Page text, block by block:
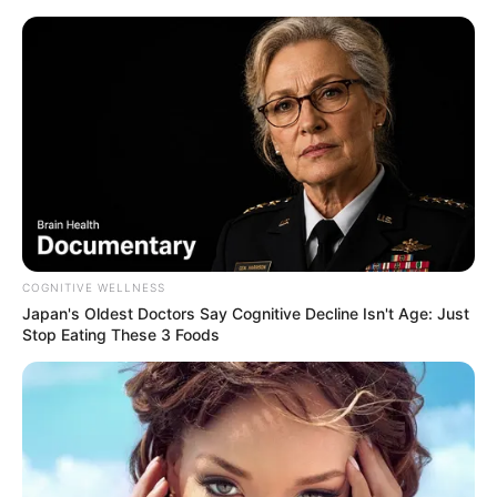
Veranstaltungen Hotels
«zurück Jena weiter»
COGNITIVE WELLNESS
Japan's Oldest Doctors Say Cognitive Decline Isn't Age: Just
Stop Eating These 3 Foods